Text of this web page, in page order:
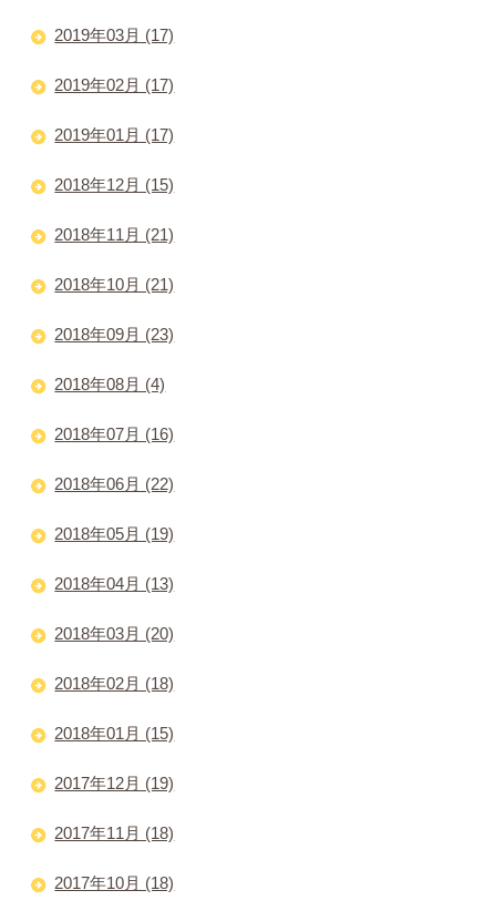
2019年03月 (17)
2019年02月 (17)
2019年01月 (17)
2018年12月 (15)
2018年11月 (21)
2018年10月 (21)
2018年09月 (23)
2018年08月 (4)
2018年07月 (16)
2018年06月 (22)
2018年05月 (19)
2018年04月 (13)
2018年03月 (20)
2018年02月 (18)
2018年01月 (15)
2017年12月 (19)
2017年11月 (18)
2017年10月 (18)